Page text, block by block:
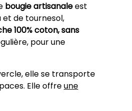
bougie artisanaleest
et de tournesol,
100% coton, sans
pour une
elle se transporte
Elle offreune